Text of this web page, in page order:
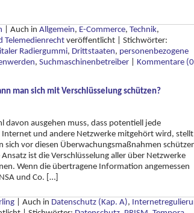
Auch in Allgemein, E-Commerce, Technik,
Telemedienrecht veröffentlicht
Stichwörter:
Radiergummi, Drittstaaten, personenbezogene
, Suchmaschinenbetreiber Kommentare
man sich mit Verschlüsselung schützen?
davon ausgehen muss, dass potentiell jede
und andere Netzwerke mitgehört wird, stellt
sich vor diesen Überwachungsmaßnahmen
ist die Verschlüsselung aller über Netzwerke
Wenn die übertragene Information angemessen
und Co. […]
Auch in Datenschutz (Kap. A),